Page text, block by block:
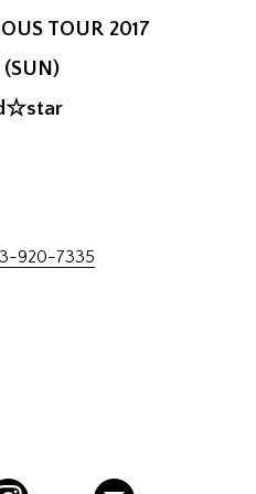
TOUR 2017
920-7335